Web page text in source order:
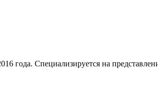
года. Специализируется на